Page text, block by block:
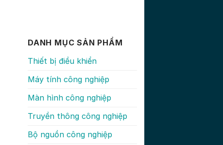
DANH MỤC SẢN PHẨM
Thiết bị điều khiển
Máy tính công nghiệp
Màn hình công nghiệp
Truyền thông công nghiệp
Bộ nguồn công nghiệp